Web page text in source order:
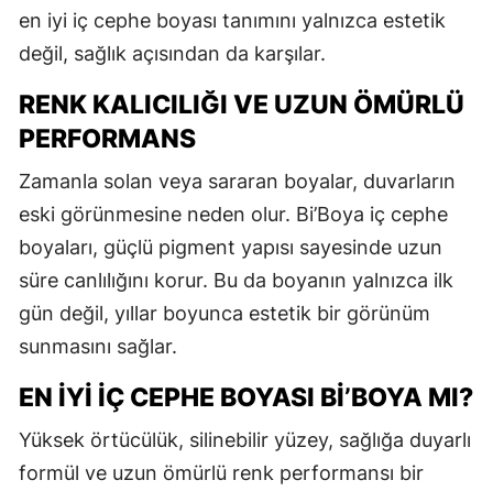
en iyi iç cephe boyası tanımını yalnızca estetik
değil, sağlık açısından da karşılar.
RENK KALICILIĞI VE UZUN ÖMÜRLÜ
PERFORMANS
Zamanla solan veya sararan boyalar, duvarların
eski görünmesine neden olur. Bi’Boya iç cephe
boyaları, güçlü pigment yapısı sayesinde uzun
süre canlılığını korur. Bu da boyanın yalnızca ilk
gün değil, yıllar boyunca estetik bir görünüm
sunmasını sağlar.
EN İYI İÇ CEPHE BOYASI BI’BOYA MI?
Yüksek örtücülük, silinebilir yüzey, sağlığa duyarlı
formül ve uzun ömürlü renk performansı bir